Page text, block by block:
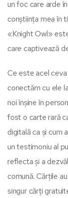
un foc care arde
conștiința mea în
«Knight Owl»
care captivează
Ce este acel
conectăm cu ele
noi înșine în
fost o carte rară
digitală ca și cum
un testimoniu al
reflecta și a
comună. Cărțile
singur cărți